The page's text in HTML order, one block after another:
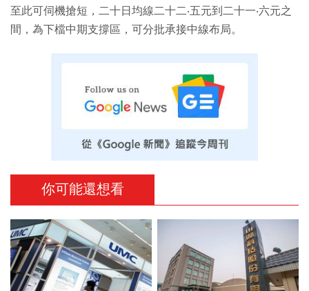
至此可伺機搶短，二十日均線二十二‧五元到二十一‧六元之
間，為下檔中期支撐區，可分批承接中線布局。
你可能還想看